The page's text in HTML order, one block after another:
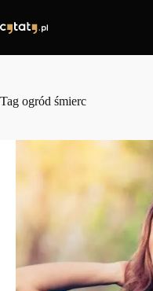
treści
Tag ogród śmierc